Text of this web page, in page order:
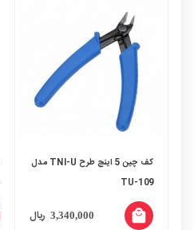
کف چین 5 اینچ طرح TNI-U مدل
TU-109
3,340,000 ریال local_mall